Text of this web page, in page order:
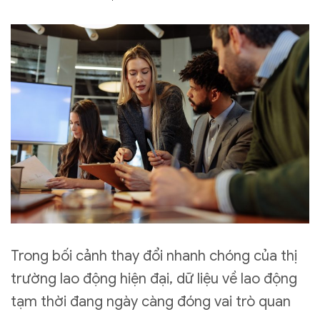
Trong bối cảnh thay đổi nhanh chóng của thị
trường lao động hiện đại, dữ liệu về lao động
tạm thời đang ngày càng đóng vai trò quan